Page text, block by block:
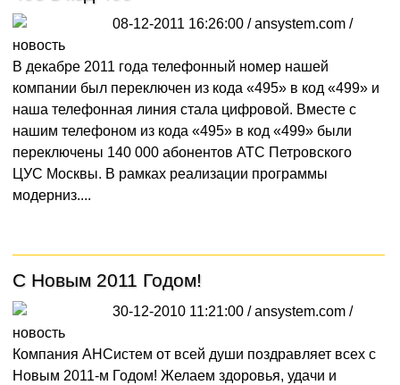
08-12-2011 16:26:00 / ansystem.com /
новость
В декабре 2011 года телефонный номер нашей
компании был переключен из кода «495» в код «499» и
наша телефонная линия стала цифровой. Вместе с
нашим телефоном из кода «495» в код «499» были
переключены 140 000 абонентов АТС Петровского
ЦУС Москвы. В рамках реализации программы
модерниз....
С Новым 2011 Годом!
30-12-2010 11:21:00 / ansystem.com /
новость
Компания АНСистем от всей души поздравляет всех с
Новым 2011-м Годом! Желаем здоровья, удачи и